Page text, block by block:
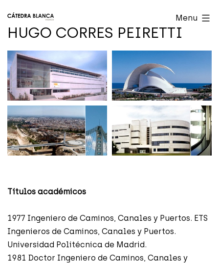
to
content
Cátedra
Blanca
Menu
HUGO CORRES PEIRETTI
Títulos académicos
1977 Ingeniero de Caminos, Canales y Puertos. ETS
Ingenieros de Caminos, Canales y Puertos.
Universidad Politécnica de Madrid.
1981 Doctor Ingeniero de Caminos, Canales y